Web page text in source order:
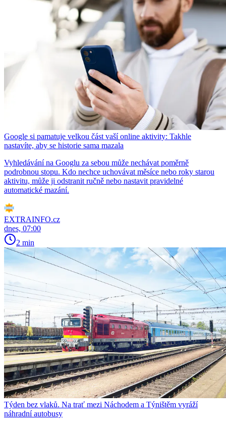
Google si pamatuje velkou část vaší online aktivity: Takhle
nastavíte, aby se historie sama mazala
Vyhledávání na Googlu za sebou může nechávat poměrně
podrobnou stopu. Kdo nechce uchovávat měsíce nebo roky starou
aktivitu, může ji odstranit ručně nebo nastavit pravidelné
automatické mazání.
EXTRAINFO.cz
dnes, 07:00
2 min
Týden bez vlaků. Na trať mezi Náchodem a Týništěm vyráží
náhradní autobusy